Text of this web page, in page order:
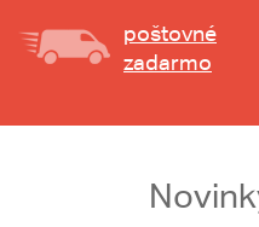
poštovné
zadarmo